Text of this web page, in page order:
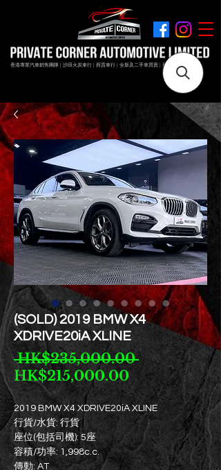
香港專業汽車銷售團隊 | 沙田火炭車行 | 西貢車行 | 全新及二手車買賣 | 最短時間極速成交
(SOLD) 2019 BMW X4
XDRIVE20iA XLINE
HK$235,000.00 一
般
價
格
HK$215,000.00促
銷
價
格
2019 BMW X4 XDRIVE20iA XLINE
行貨/水貨: 行貨
座位(包括司機): 5座
容積/功率: 1,998c.c.
傳動: AT